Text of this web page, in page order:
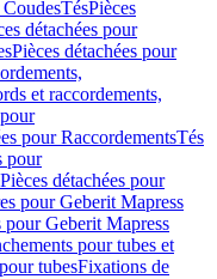
CoudesTésPièces
détachées pour
Pièces détachées pour
et raccordements,
pour RaccordementsTés
pour
Pièces détachées pour
pour Geberit Mapress
pour Geberit Mapress
pour tubes et
tubesFixations de